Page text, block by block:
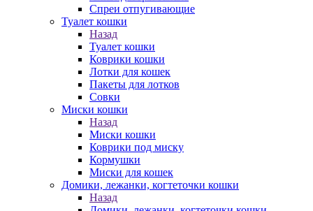
Спреи отпугивающие
Туалет кошки
Назад
Туалет кошки
Коврики кошки
Лотки для кошек
Пакеты для лотков
Совки
Миски кошки
Назад
Миски кошки
Коврики под миску
Кормушки
Миски для кошек
Домики, лежанки, когтеточки кошки
Назад